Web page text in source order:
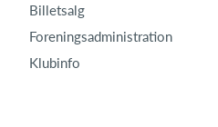
Billetsalg
Foreningsadministration
Klubinfo